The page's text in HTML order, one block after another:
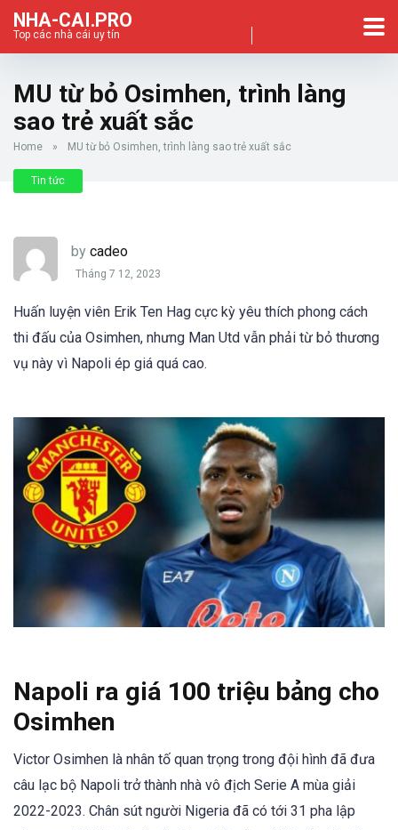
NHA-CAI.PRO
Top các nhà cái uy tín
MU từ bỏ Osimhen, trình làng
sao trẻ xuất sắc
Home » MU từ bỏ Osimhen, trình làng sao trẻ xuất sắc
Tin tức
by cadeo
Tháng 7 12, 2023
Huấn luyện viên Erik Ten Hag cực kỳ yêu thích phong cách
thi đấu của Osimhen, nhưng Man Utd vẫn phải từ bỏ thương
vụ này vì Napoli ép giá quá cao.
Napoli ra giá 100 triệu bảng cho
Osimhen
Victor Osimhen là nhân tố quan trọng trong đội hình đã đưa
câu lạc bộ Napoli trở thành nhà vô địch Serie A mùa giải
2022-2023. Chân sút người Nigeria đã có tới 31 pha lập